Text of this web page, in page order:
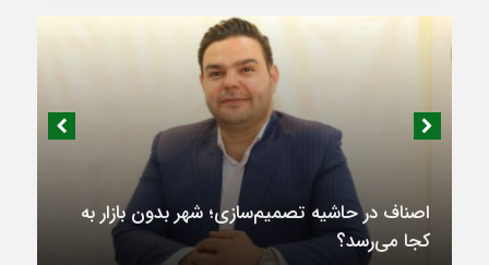
اصناف در حاشیه تصمیم‌سازی؛ شهر بدون بازار به
کجا می‌رسد؟